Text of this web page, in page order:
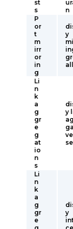
st
s
n
P
or
t
m
irr
or
in
g
y
all
Li
n
k
a
g
gr
e
g
at
io
n
s
y
se
Li
n
k
a
g
gr
e
y